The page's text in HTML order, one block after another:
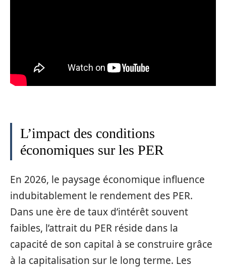
L’impact des conditions
économiques sur les PER
En 2026, le paysage économique influence
indubitablement le rendement des PER.
Dans une ère de taux d’intérêt souvent
faibles, l’attrait du PER réside dans la
capacité de son capital à se construire grâce
à la capitalisation sur le long terme. Les